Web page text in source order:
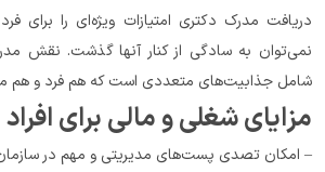
است که هم فرد و هم مجموعه بهره‌مند می‌شود.
شغلی و مالی برای افراد
پست‌های مدیریتی و مهم در سازمان